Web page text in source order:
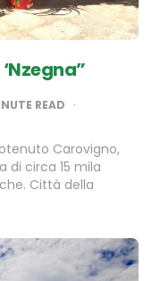
READ
Carovigno,
di circa 15 mila
Città della